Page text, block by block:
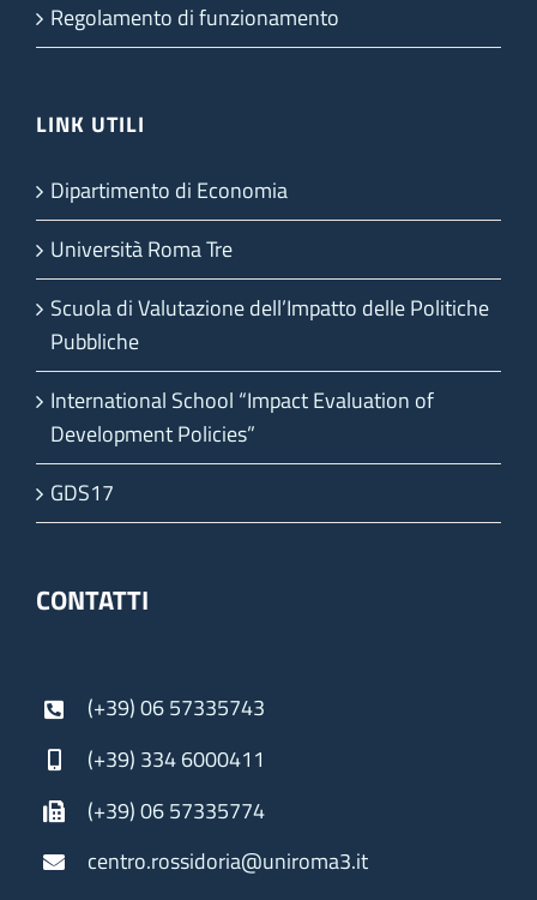
Regolamento di funzionamento
LINK UTILI
Dipartimento di Economia
Università Roma Tre
Scuola di Valutazione dell’Impatto delle Politiche
Pubbliche
International School “Impact Evaluation of
Development Policies”
GDS17
CONTATTI
(+39) 06 57335743
(+39) 334 6000411
(+39) 06 57335774
centro.rossidoria@uniroma3.it